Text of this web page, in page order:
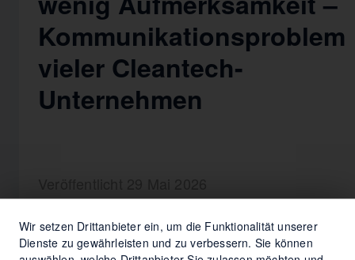
Kommunikationsproblem
vieler Cleantech-
Unternehmen
Wir setzen Drittanbieter ein, um die Funktionalität unserer
Dienste zu gewährleisten und zu verbessern. Sie können